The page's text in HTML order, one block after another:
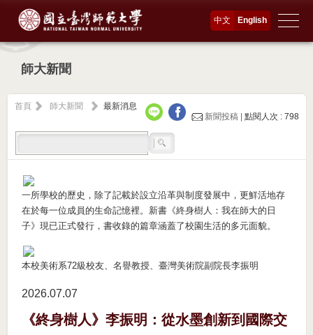
English
中文
師大新聞
首頁 師大新聞
最新消息
新聞投稿 |點閱人次 : 798
一所學校的歷史，除了記載於設立沿革與制度發展中，更鮮活地存
在於每一位成員的生命記憶裡。新書《終身樹人：我在師大的日
子》現已正式發行，書收錄的篇章涵蓋了校園生活的多元面貌。
本校美術系72級校友、名譽教授、臺灣美術院副院長李振明
2026.07 07
《終身樹人》李振明：從水墨創新到國際交